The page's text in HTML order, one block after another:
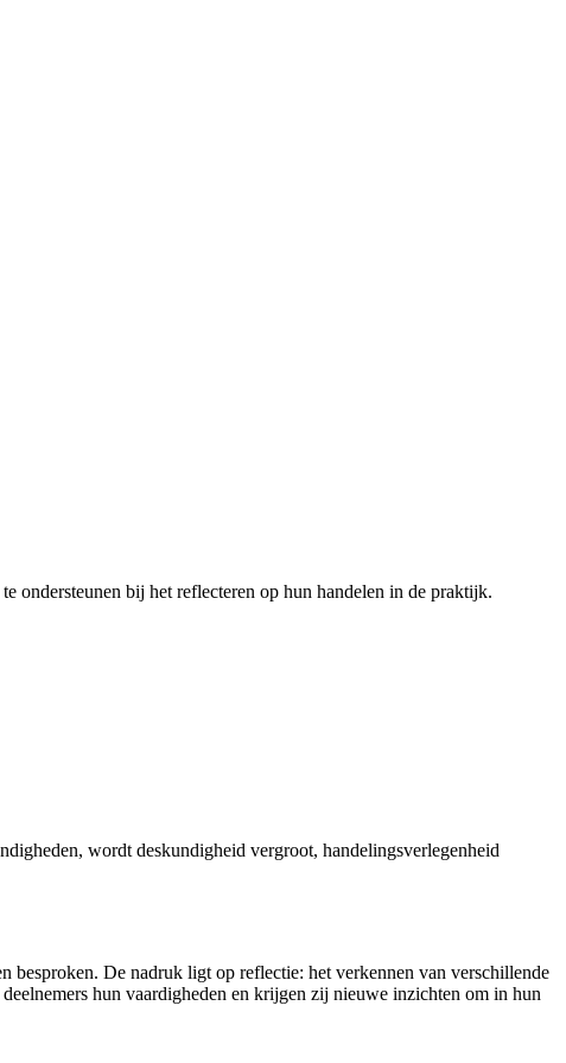
ondersteunen bij het reflecteren op hun handelen in de praktijk.
wordt deskundigheid vergroot, handelingsverlegenheid
besproken. De nadruk ligt op reflectie: het verkennen van verschillende
hun vaardigheden en krijgen zij nieuwe inzichten om in hun